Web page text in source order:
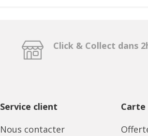
Click & Collect dans
Service client
Nous contacter
Carte